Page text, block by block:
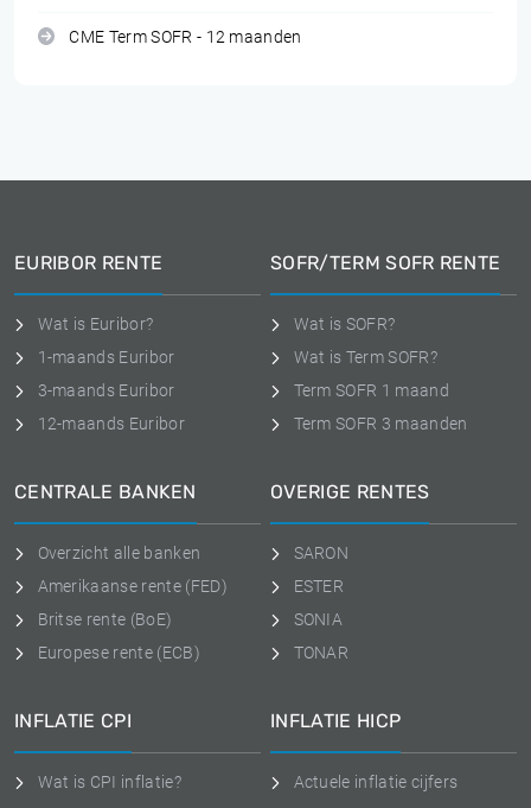
CME Term SOFR - 12 maanden
EURIBOR RENTE
Wat is Euribor?
1-maands Euribor
3-maands Euribor
12-maands Euribor
SOFR/TERM SOFR RENTE
Wat is SOFR?
Wat is Term SOFR?
Term SOFR 1 maand
Term SOFR 3 maanden
CENTRALE BANKEN
Overzicht alle banken
Amerikaanse rente (FED)
Britse rente (BoE)
Europese rente (ECB)
OVERIGE RENTES
SARON
ESTER
SONIA
TONAR
INFLATIE CPI
Wat is CPI inflatie?
INFLATIE HICP
Actuele inflatie cijfers